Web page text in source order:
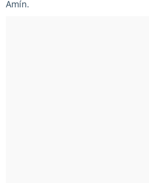
Amín.